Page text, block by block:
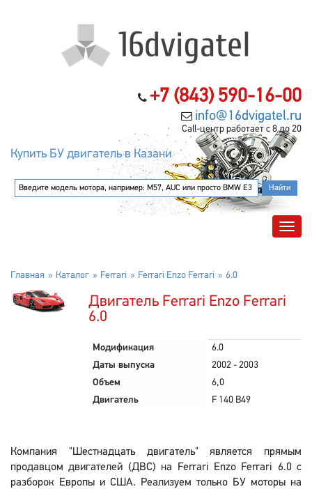
+7 (843) 590-16-00
info@16dvigatel.ru
Call-центр работает с 8 до 20
Купить БУ двигатель в Казани
Главная Каталог Ferrari Ferrari Enzo Ferrari 6.0
Двигатель Ferrari Enzo Ferrari
6.0
Модификация
6.0
Даты выпуска
2002 - 2003
Объем
6,0
Двигатель
F 140 B49
Компания "Шестнадцать двигатель" является прямым
продавцом двигателей (ДВС) на Ferrari Enzo Ferrari 6.0 с
разборок Европы и США. Реализуем только БУ моторы на